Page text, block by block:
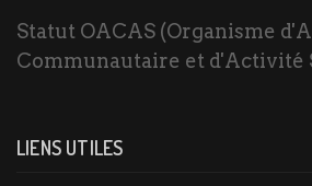
Statut OACAS (Organisme
Communautaire et d'Activité
LIENS UTILES